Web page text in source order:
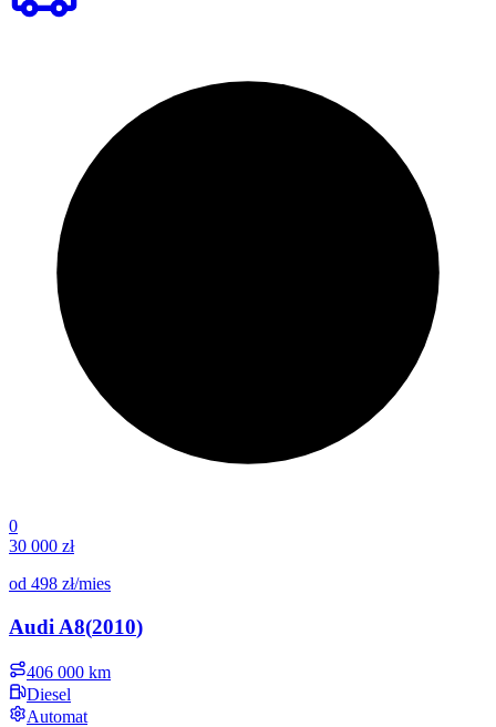
0
30 000 zł
od 498 zł/mies
Audi A8(2010)
406 000 km
Diesel
Automat